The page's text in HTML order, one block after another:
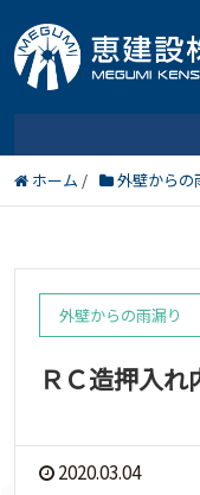
ホーム / 外壁からの
外壁からの雨漏り
ＲＣ造押入れ
2020.03.04